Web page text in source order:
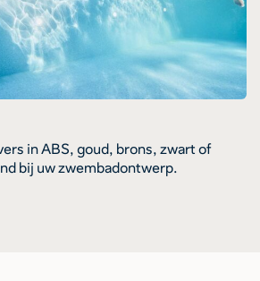
in ABS, goud, brons, zwart of
bij uw zwembadontwerp.